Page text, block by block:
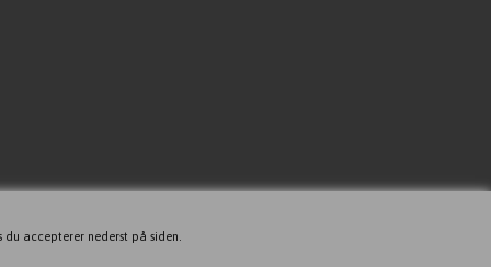
accepterer nederst på siden.